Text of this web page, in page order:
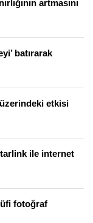
artmasını
batırarak
etkisi
ile internet
fotoğraf